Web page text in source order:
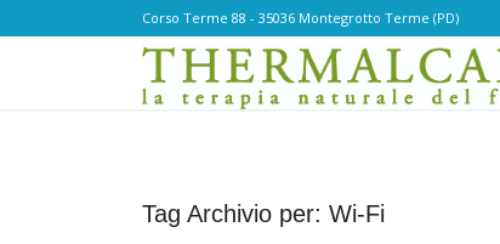
Corso Terme 88 - 35036 Montegrotto Terme (PD)
Tag Archivio per:Wi-Fi